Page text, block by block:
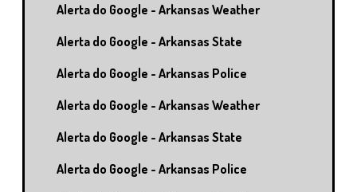
Alerta do Google - Arkansas Weather
Alerta do Google - Arkansas State
Alerta do Google - Arkansas Police
Alerta do Google - Arkansas Weather
Alerta do Google - Arkansas State
Alerta do Google - Arkansas Police